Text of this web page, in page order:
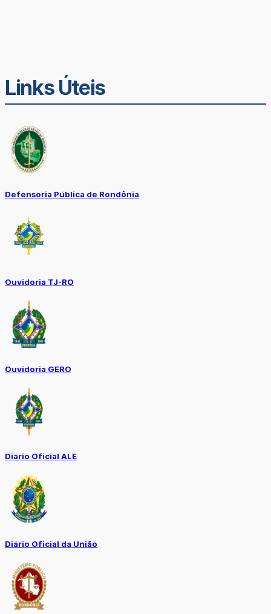
Links Úteis
Defensoria Pública de Rondônia
Ouvidoria TJ-RO
Ouvidoria GERO
Diário Oficial ALE
Diário Oficial da União